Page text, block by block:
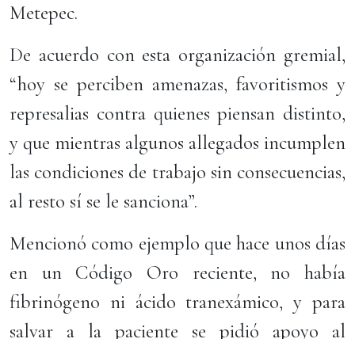
Metepec.
De acuerdo con esta organización gremial,
“hoy se perciben amenazas, favoritismos y
represalias contra quienes piensan distinto,
y que mientras algunos allegados incumplen
las condiciones de trabajo sin consecuencias,
al resto sí se le sanciona”.
Mencionó como ejemplo que hace unos días
en un Código Oro reciente, no había
fibrinógeno ni ácido tranexámico, y para
salvar a la paciente se pidió apoyo al